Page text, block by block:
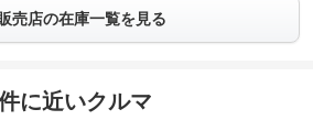
売店の在庫一覧を見る
に近いクルマ